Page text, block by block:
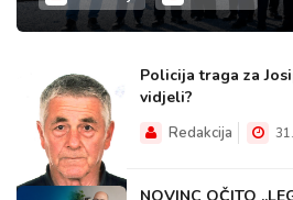
Policija traga za
vidjeli?
Redakcija
NOVINC OČITO